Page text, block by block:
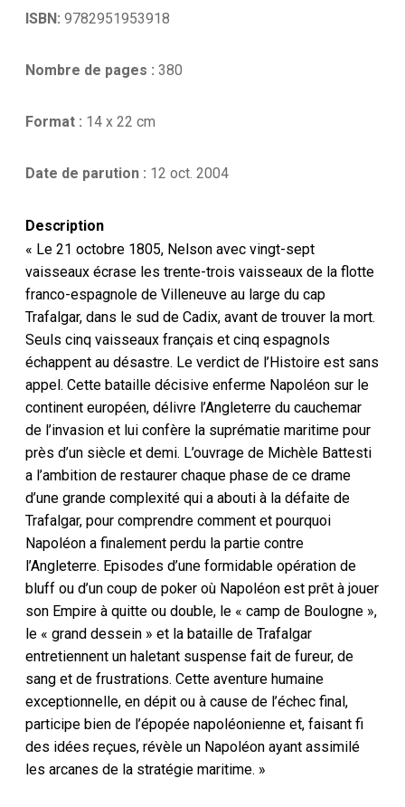
stratégie
Napoléon
Battesti
ISBN: 9782951953918
Nombre de pages : 380
Format : 14 x 22 cm
Date de parution : 12 oct. 2004
Description
« Le 21 octobre 1805, Nelson avec vingt-sept
vaisseaux écrase les trente-trois vaisseaux de la flotte
franco-espagnole de Villeneuve au large du cap
Trafalgar, dans le sud de Cadix, avant de trouver la mort.
Seuls cinq vaisseaux français et cinq espagnols
échappent au désastre. Le verdict de l’Histoire est sans
appel. Cette bataille décisive enferme Napoléon sur le
continent européen, délivre l’Angleterre du cauchemar
de l’invasion et lui confère la suprématie maritime pour
près d’un siècle et demi. L’ouvrage de Michèle Battesti
a l’ambition de restaurer chaque phase de ce drame
d’une grande complexité qui a abouti à la défaite de
Trafalgar, pour comprendre comment et pourquoi
Napoléon a finalement perdu la partie contre
l’Angleterre. Episodes d’une formidable opération de
bluff ou d’un coup de poker où Napoléon est prêt à jouer
son Empire à quitte ou double, le « camp de Boulogne »,
le « grand dessein » et la bataille de Trafalgar
entretiennent un haletant suspense fait de fureur, de
sang et de frustrations. Cette aventure humaine
exceptionnelle, en dépit ou à cause de l’échec final,
participe bien de l’épopée napoléonienne et, faisant fi
des idées reçues, révèle un Napoléon ayant assimilé
les arcanes de la stratégie maritime. »